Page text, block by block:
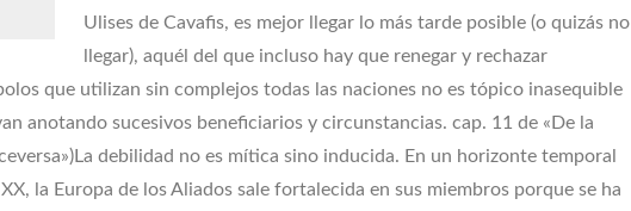
Ulises de Cavafis, es mejor llegar lo más tarde posible (o quizás no
llegar), aquél del que incluso hay que renegar y rechazar
que utilizan sin complejos todas las naciones no es tópico inasequible
anotando sucesivos beneficiarios y circunstancias. cap. 11 de «De la
La debilidad no es mítica sino inducida. En un horizonte temporal
la Europa de los Aliados sale fortalecida en sus miembros porque se ha